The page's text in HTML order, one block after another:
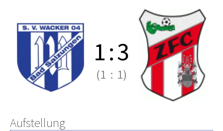
1:3
(1 : 1)
Aufstellung